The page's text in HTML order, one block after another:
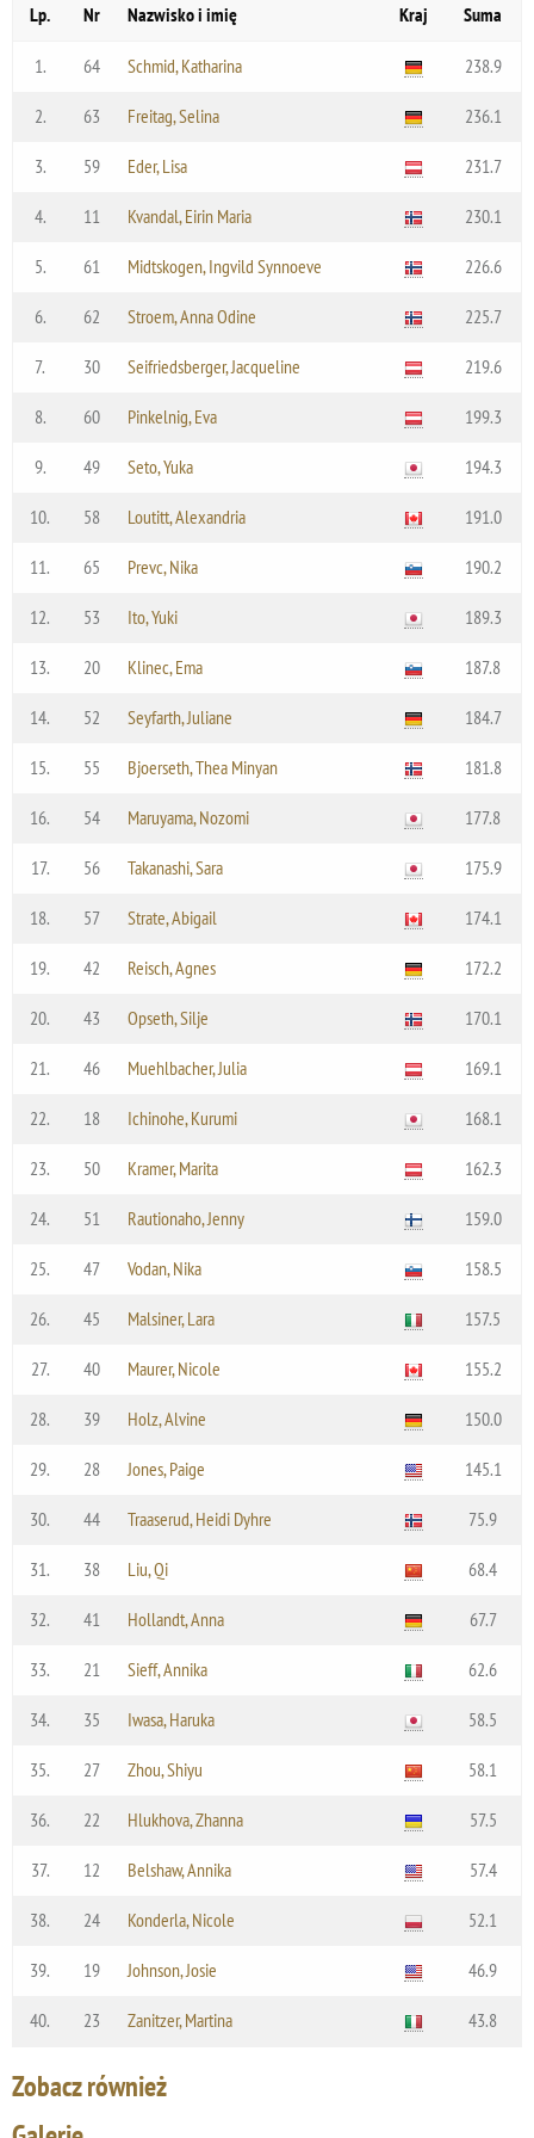
Lp. Nr Nazwisko i imię Kraj Suma
1. 64 Schmid, Katharina 238.9
2. 63 Freitag, Selina 236.1
3. 59 Eder, Lisa 231.7
4. 11 Kvandal, Eirin Maria 230.1
5. 61 Midtskogen, Ingvild Synnoeve 226.6
6. 62 Stroem, Anna Odine 225.7
7. 30 Seifriedsberger, Jacqueline 219.6
8. 60 Pinkelnig, Eva 199.3
9. 49 Seto, Yuka 194.3
10. 58 Loutitt, Alexandria 191.0
11. 65 Prevc, Nika 190.2
12. 53 Ito, Yuki 189.3
13. 20 Klinec, Ema 187.8
14. 52 Seyfarth, Juliane 184.7
15. 55 Bjoerseth, Thea Minyan 181.8
16. 54 Maruyama, Nozomi 177.8
17. 56 Takanashi, Sara 175.9
18. 57 Strate, Abigail 174.1
19. 42 Reisch, Agnes 172.2
20. 43 Opseth, Silje 170.1
21. 46 Muehlbacher, Julia 169.1
22. 18 Ichinohe, Kurumi 168.1
23. 50 Kramer, Marita 162.3
24. 51 Rautionaho, Jenny 159.0
25. 47 Vodan, Nika 158.5
26. 45 Malsiner, Lara 157.5
27. 40 Maurer, Nicole 155.2
28. 39 Holz, Alvine 150.0
29. 28 Jones, Paige 145.1
30. 44 Traaserud, Heidi Dyhre 75.9
31. 38 Liu, Qi 68.4
32. 41 Hollandt, Anna 67.7
33. 21 Sieff, Annika 62.6
34. 35 Iwasa, Haruka 58.5
35. 27 Zhou, Shiyu 58.1
36. 22 Hlukhova, Zhanna 57.5
37. 12 Belshaw, Annika 57.4
38. 24 Konderla, Nicole 52.1
39. 19 Johnson, Josie 46.9
40. 23 Zanitzer, Martina 43.8
Zobacz również